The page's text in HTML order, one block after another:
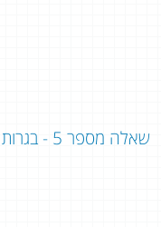
שאלה מספר 5 - בגרות קיץ 2016 מועד א׳ שאלון 807: